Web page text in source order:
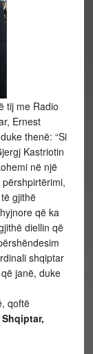
tij me Radio
Ernest
thenë: “Si
Kastriotin
në një
gjithë
që ka
diellin që
shqiptar
janë, duke
qoftë